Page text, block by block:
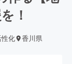
！
化 香川県